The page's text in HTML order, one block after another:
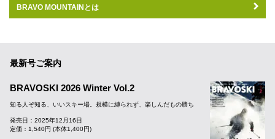
BRAVO MOUNTAINとは
最新号ご案内
BRAVOSKI 2026 Winter Vol.2
知る人ぞ知る、いいスキー場。規模に縛られず、楽しんだもの勝ち
発売日：2025年12月16日
定価：1,540円 (本体1,400円)